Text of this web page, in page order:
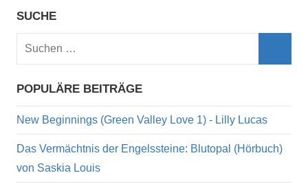
SUCHE
Suchen
POPULÄRE BEITRÄGE
New Beginnings (Green Valley Love 1) - Lilly Lucas
Das Vermächtnis der Engelssteine: Blutopal (Hörbuch)
von Saskia Louis